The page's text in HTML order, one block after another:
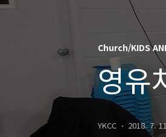
Church/KIDS
영유
YKCC 2018. 7.